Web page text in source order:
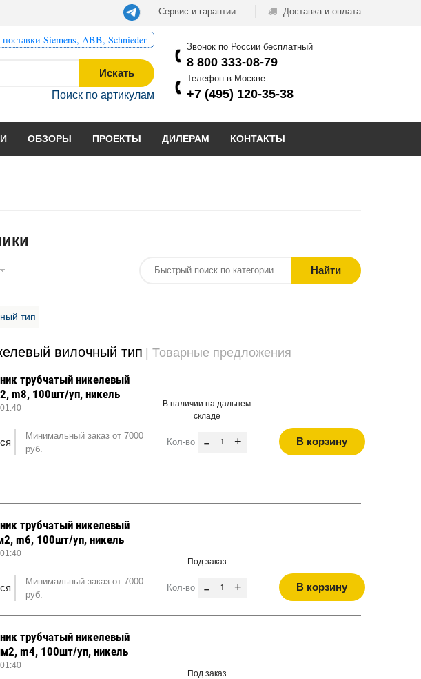
Сервис и гарантии Доставка и оплата
Siemens, ABB, Schnieder
Искать
Поиск по артикулам
Звонок по России бесплатный
8 800 333-08-79
Телефон в Москве
+7 (495) 120-35-38
ОБЗОРЫ ПРОЕКТЫ ДИЛЕРАМ КОНТАКТЫ
Найти
тип
вилочный тип | Товарные предложения
трубчатый никелевый
m8, 100шт/уп, никель
Минимальный заказ от 7000
руб.
В наличии на дальнем
складе
Кол-во - + В корзину
трубчатый никелевый
m6, 100шт/уп, никель
Минимальный заказ от 7000
руб.
Под заказ
Кол-во - + В корзину
трубчатый никелевый
m4, 100шт/уп, никель
Под заказ